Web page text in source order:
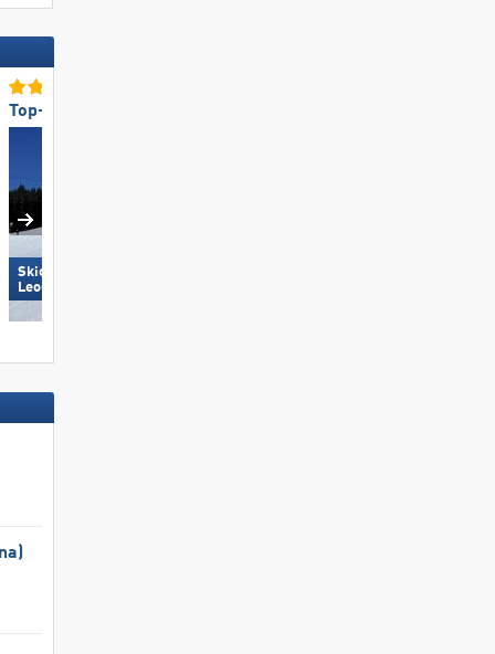
Top-Pistenangebot
Skicircus Saalbach Hinterglemm
Leogang Fieberbrunn